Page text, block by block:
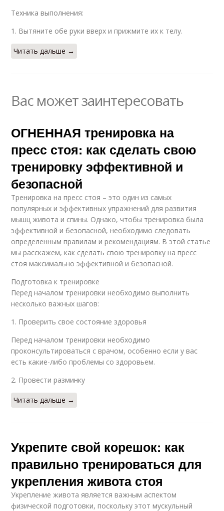
Техника выполнения:
1. Вытяните обе руки вверх и прижмите их к телу.
Читать дальше →
Вас может заинтересовать
ОГНЕННАЯ тренировка на
пресс стоя: как сделать свою
тренировку эффективной и
безопасной
Тренировка на пресс стоя – это один из самых
популярных и эффективных упражнений для развития
мышц живота и спины. Однако, чтобы тренировка была
эффективной и безопасной, необходимо следовать
определенным правилам и рекомендациям. В этой статье
мы расскажем, как сделать свою тренировку на пресс
стоя максимально эффективной и безопасной.
Подготовка к тренировке
Перед началом тренировки необходимо выполнить
несколько важных шагов:
1. Проверить свое состояние здоровья
Перед началом тренировки необходимо
проконсультироваться с врачом, особенно если у вас
есть какие-либо проблемы со здоровьем.
2. Провести разминку
Читать дальше →
Укрепите свой корешок: как
правильно тренироваться для
укрепления живота стоя
Укрепление живота является важным аспектом
физической подготовки, поскольку этот мускульный